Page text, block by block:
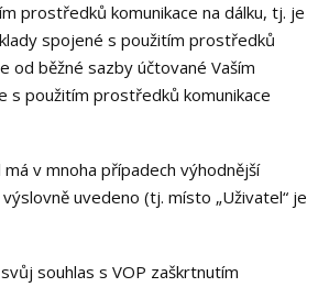
prostředků komunikace na dálku, tj. je
spojené s použitím prostředků
od běžné sazby účtované Vaším
použitím prostředků komunikace
v mnoha případech výhodnější
uvedeno (tj. místo „Uživatel“ je
souhlas s VOP zaškrtnutím